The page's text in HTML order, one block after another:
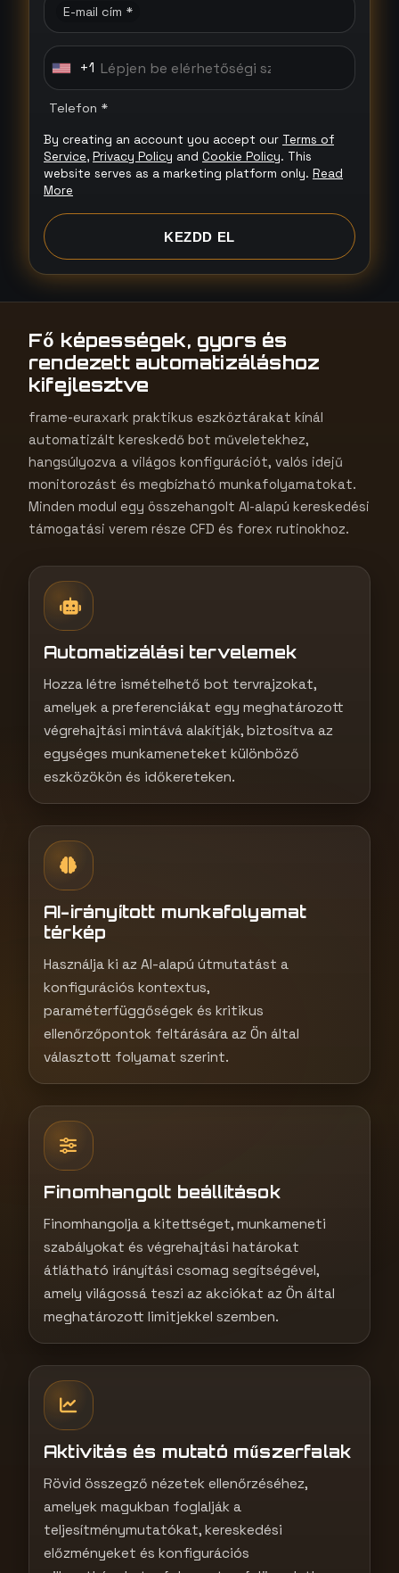
E-mail cím *
U
t
e
d
S
a
t
e
s
+
+1
Telefon *
By creating an account you accept our Terms of
Service, Privacy Policy and Cookie Policy. This
website serves as a marketing platform only. Read
More
KEZDD EL
Fő képességek, gyors és
rendezett automatizáláshoz
kifejlesztve
frame-euraxark praktikus eszköztárakat kínál
automatizált kereskedő bot műveletekhez,
hangsúlyozva a világos konfigurációt, valós idejű
monitorozást és megbízható munkafolyamatokat.
Minden modul egy összehangolt AI-alapú kereskedési
támogatási verem része CFD és forex rutinokhoz.
Automatizálási tervelemek
Hozza létre ismételhető bot tervrajzokat,
amelyek a preferenciákat egy meghatározott
végrehajtási mintává alakítják, biztosítva az
egységes munkameneteket különböző
eszközökön és időkereteken.
AI-irányított munkafolyamat
térkép
Használja ki az AI-alapú útmutatást a
konfigurációs kontextus,
paraméterfüggőségek és kritikus
ellenőrzőpontok feltárására az Ön által
választott folyamat szerint.
Finomhangolt beállítások
Finomhangolja a kitettséget, munkameneti
szabályokat és végrehajtási határokat
átlátható irányítási csomag segítségével,
amely világossá teszi az akciókat az Ön által
meghatározott limitjekkel szemben.
Aktivitás és mutató műszerfalak
Rövid összegző nézetek ellenőrzéséhez,
amelyek magukban foglalják a
teljesítménymutatókat, kereskedési
előzményeket és konfigurációs